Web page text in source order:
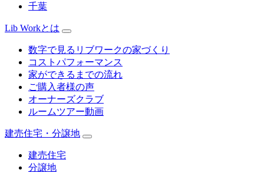
千葉
Lib Workとは
数字で見るリブワークの家づくり
コストパフォーマンス
家ができるまでの流れ
ご購入者様の声
オーナーズクラブ
ルームツアー動画
建売住宅・分譲地
建売住宅
分譲地